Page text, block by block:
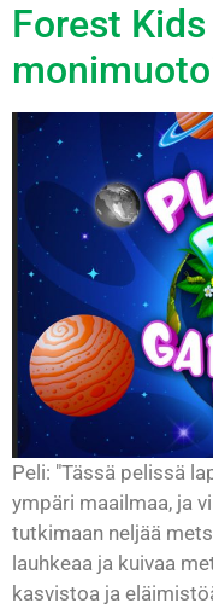
Forest
Peli: "Tässä pelissä
ympäri maailmaa, ja
tutkimaan neljää
lauhkeaa ja kuivaa
kasvistoa ja